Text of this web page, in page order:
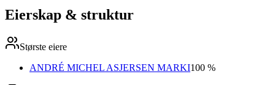
Eierskap & struktur
Største eiere
ANDRÉ MICHEL ASJERSEN MARKI100 %